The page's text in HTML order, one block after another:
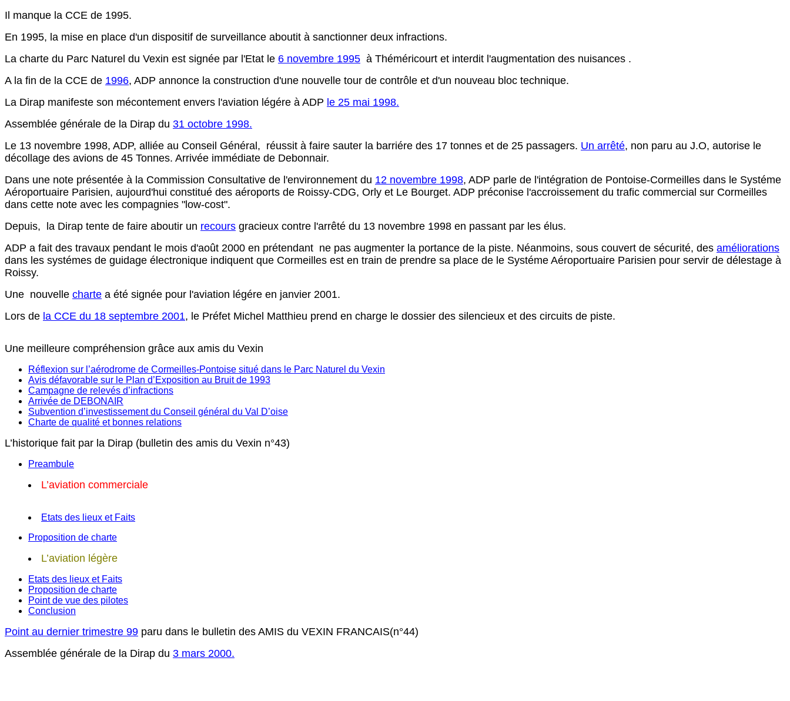
Il manque la CCE de 1995.
En 1995, la mise en place d'un dispositif de surveillance aboutit à sanctionner deux infractions.
La charte du Parc Naturel du Vexin est signée par l'Etat le 6 novembre 1995 à Théméricourt et interdit l'augmentation des nuisances .
A la fin de la CCE de 1996, ADP annonce la construction d'une nouvelle tour de contrôle et d'un nouveau bloc technique.
La Dirap manifeste son mécontement envers l'aviation légére à ADP le 25 mai 1998.
Assemblée générale de la Dirap du 31 octobre 1998.
Le 13 novembre 1998, ADP, alliée au Conseil Général, réussit à faire sauter la barriére des 17 tonnes et de 25 passagers. Un arrêté, non paru au J.O, autorise le
décollage des avions de 45 Tonnes. Arrivée immédiate de Debonnair.
Dans une note présentée à la Commission Consultative de l'environnement du 12 novembre 1998, ADP parle de l'intégration de Pontoise-Cormeilles dans le Systéme
Aéroportuaire Parisien, aujourd'hui constitué des aéroports de Roissy-CDG, Orly et Le Bourget. ADP préconise l'accroissement du trafic commercial sur Cormeilles
dans cette note avec les compagnies "low-cost".
Depuis, la Dirap tente de faire aboutir un recours gracieux contre l'arrêté du 13 novembre 1998 en passant par les élus.
ADP a fait des travaux pendant le mois d'août 2000 en prétendant ne pas augmenter la portance de la piste. Néanmoins, sous couvert de sécurité, des améliorations
dans les systémes de guidage électronique indiquent que Cormeilles est en train de prendre sa place de le Systéme Aéroportuaire Parisien pour servir de délestage à
Roissy.
Une nouvelle charte a été signée pour l'aviation légére en janvier 2001.
Lors de la CCE du 18 septembre 2001, le Préfet Michel Matthieu prend en charge le dossier des silencieux et des circuits de piste.
Une meilleure compréhension grâce aux amis du Vexin
Réflexion sur l’aérodrome de Cormeilles-Pontoise situé dans le Parc Naturel du Vexin
Avis défavorable sur le Plan d’Exposition au Bruit de 1993
Campagne de relevés d’infractions
Arrivée de DEBONAIR
Subvention d’investissement du Conseil général du Val D’oise
Charte de qualité et bonnes relations
L’historique fait par la Dirap (bulletin des amis du Vexin n°43)
Preambule
L’aviation commerciale
Etats des lieux et Faits
Proposition de charte
L’aviation légère
Etats des lieux et Faits
Proposition de charte
Point de vue des pilotes
Conclusion
Point au dernier trimestre 99 paru dans le bulletin des AMIS du VEXIN FRANCAIS(n°44)
Assemblée générale de la Dirap du 3 mars 2000.